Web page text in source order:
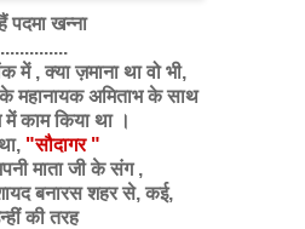
पदमा खन्ना
..............
में , क्या ज़माना था वो भी,
महानायक अमिताभ के साथ
काम किया था ।
"सौदागर "
माता जी के संग ,
बनारस शहर से, कई,
की तरह